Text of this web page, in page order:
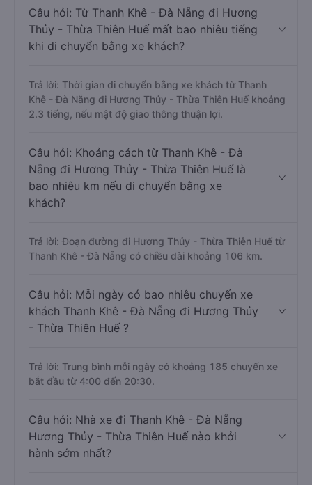
Câu hỏi: Từ Thanh Khê - Đà Nẵng đi Hương
Thủy - Thừa Thiên Huế mất bao nhiêu tiếng
khi di chuyển bằng xe khách?
Trả lời: Thời gian di chuyển bằng xe khách từ Thanh
Khê - Đà Nẵng đi Hương Thủy - Thừa Thiên Huế khoảng
2.3 tiếng, nếu mật độ giao thông thuận lợi.
Câu hỏi: Khoảng cách từ Thanh Khê - Đà
Nẵng đi Hương Thủy - Thừa Thiên Huế là
bao nhiêu km nếu di chuyển bằng xe
khách?
Trả lời: Đoạn đường đi Hương Thủy - Thừa Thiên Huế từ
Thanh Khê - Đà Nẵng có chiều dài khoảng 106 km.
Câu hỏi: Mỗi ngày có bao nhiêu chuyến xe
khách Thanh Khê - Đà Nẵng đi Hương Thủy
- Thừa Thiên Huế ?
Trả lời: Trung bình mỗi ngày có khoảng 185 chuyến xe
bắt đầu từ 4:00 đến 20:30.
Câu hỏi: Nhà xe đi Thanh Khê - Đà Nẵng
Hương Thủy - Thừa Thiên Huế nào khởi
hành sớm nhất?